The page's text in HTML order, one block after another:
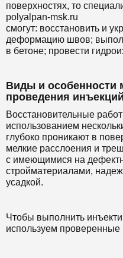
поверхностях, то
polyalpan-msk.ru
смогут: восстановить и
деформацию швов;
в бетоне; провести
Виды и особенности
проведения инъекций
Восстановительные
использованием
глубоко проникают в
мелкие расслоения и
с имеющимися на
стройматериалами,
усадкой.
Чтобы выполнить
используем